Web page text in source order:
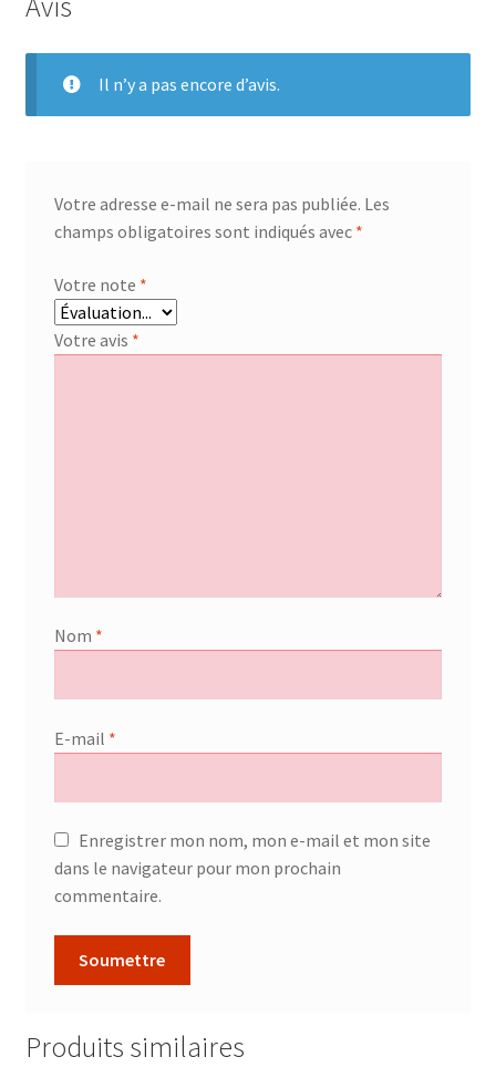
triangle
window
Il n’y a pas encore d’avis.
Votre adresse e-mail ne sera pas publiée. Les
champs obligatoires sont indiqués avec *
Votre note *
Votre avis *
Nom *
E-mail *
Enregistrer mon nom, mon e-mail et mon site
dans le navigateur pour mon prochain
commentaire.
Produits similaires